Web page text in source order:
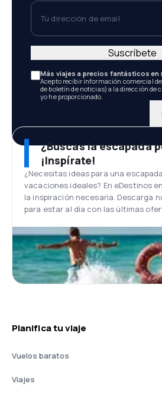
Tu dirección de email
Más viajes a precios fantásticos en
Acepto recibir información comercial
de boletín de noticias) a la dirección de
yo he proporcionado.
Suscríbete
¿Buscas la escapada
¡Inspírate!
¿Necesitas ideas para una
vacaciones ideales? En eDestinos
la inspiración necesaria. Descarga
para estar al día con las últimas
Planifica tu viaje
Vuelos baratos
Viajes